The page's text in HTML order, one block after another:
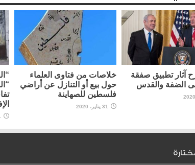
آثار تطبيق صفقة
الضفة والقدس
خلاصات من فتاوى العلماء
حول بيع أو التنازل عن أراضي
فلسطين للصهاينة
31 يناير، 2020